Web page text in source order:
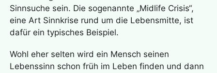
Sinnsuche sein. Die sogenannte „Midlife Crisis“,
eine Art Sinnkrise rund um die Lebensmitte, ist
dafür ein typisches Beispiel.
Wohl eher selten wird ein Mensch seinen
Lebenssinn schon früh im Leben finden und dann